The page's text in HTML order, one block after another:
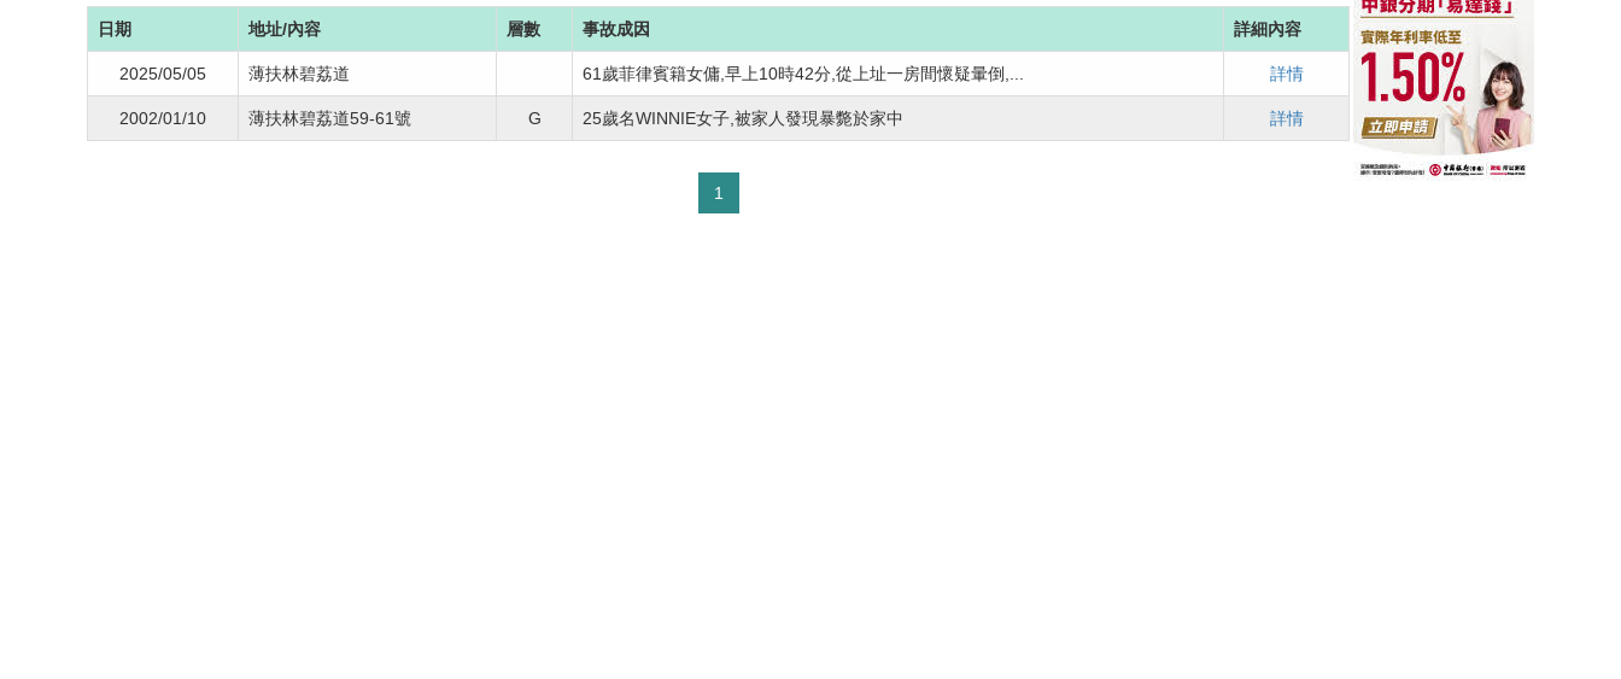
日期 地址/內容 層數 事故成因 詳細內容
2025/05/05 薄扶林碧荔道 61歲菲律賓籍女傭,早上10時42分,從上址一房間懷疑暈倒,... 詳情
2002/01/10 薄扶林碧荔道59-61號 G 25歲名WINNIE女子,被家人發現暴斃於家中 詳情
1